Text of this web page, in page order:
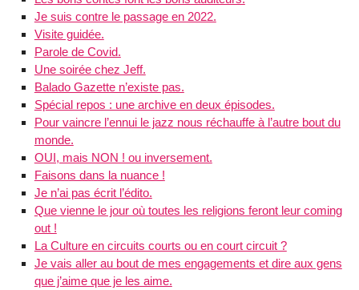
Je suis contre le passage en 2022.
Visite guidée.
Parole de Covid.
Une soirée chez Jeff.
Balado Gazette n’existe pas.
Spécial repos : une archive en deux épisodes.
Pour vaincre l’ennui le jazz nous réchauffe à l’autre bout du
monde.
OUI, mais NON ! ou inversement.
Faisons dans la nuance !
Je n’ai pas écrit l’édito.
Que vienne le jour où toutes les religions feront leur coming
out !
La Culture en circuits courts ou en court circuit ?
Je vais aller au bout de mes engagements et dire aux gens
que j’aime que je les aime.